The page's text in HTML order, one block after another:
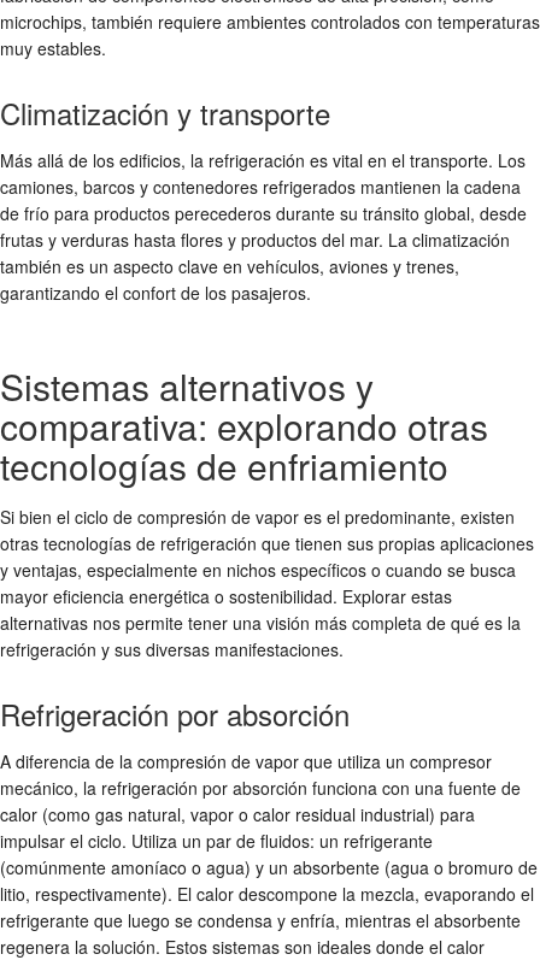
microchips, también requiere ambientes controlados con temperaturas
muy estables.
Climatización y transporte
Más allá de los edificios, la refrigeración es vital en el transporte. Los
camiones, barcos y contenedores refrigerados mantienen la cadena
de frío para productos perecederos durante su tránsito global, desde
frutas y verduras hasta flores y productos del mar. La climatización
también es un aspecto clave en vehículos, aviones y trenes,
garantizando el confort de los pasajeros.
Sistemas alternativos y
comparativa: explorando otras
tecnologías de enfriamiento
Si bien el ciclo de compresión de vapor es el predominante, existen
otras tecnologías de refrigeración que tienen sus propias aplicaciones
y ventajas, especialmente en nichos específicos o cuando se busca
mayor eficiencia energética o sostenibilidad. Explorar estas
alternativas nos permite tener una visión más completa de qué es la
refrigeración y sus diversas manifestaciones.
Refrigeración por absorción
A diferencia de la compresión de vapor que utiliza un compresor
mecánico, la refrigeración por absorción funciona con una fuente de
calor (como gas natural, vapor o calor residual industrial) para
impulsar el ciclo. Utiliza un par de fluidos: un refrigerante
(comúnmente amoníaco o agua) y un absorbente (agua o bromuro de
litio, respectivamente). El calor descompone la mezcla, evaporando el
refrigerante que luego se condensa y enfría, mientras el absorbente
regenera la solución. Estos sistemas son ideales donde el calor